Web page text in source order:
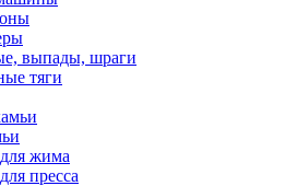
выпады, шраги
тяги
жима
пресса